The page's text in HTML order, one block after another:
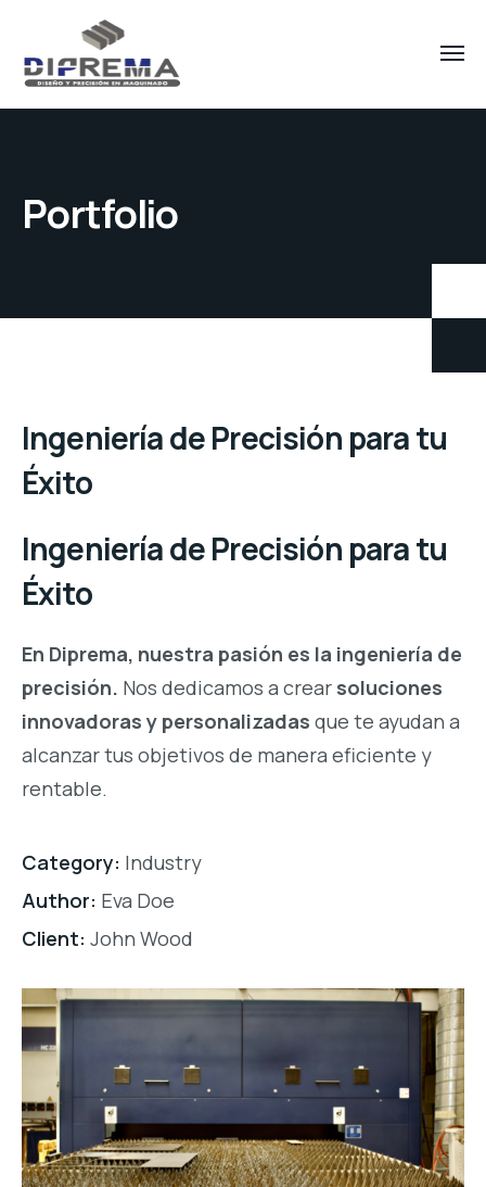
Portfolio
Ingeniería de Precisión para tu
Éxito
Ingeniería de Precisión para tu
Éxito
En Diprema, nuestra pasión es la ingeniería de
precisión. Nos dedicamos a crear soluciones
innovadoras y personalizadas que te ayudan a
alcanzar tus objetivos de manera eficiente y
rentable.
Category: Industry
Author: Eva Doe
Client: John Wood